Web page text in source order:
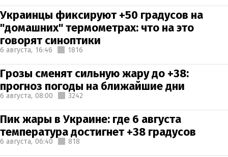
Украинцы фиксируют +50 градусов на
"домашних" термометрах: что на это
говорят синоптики
6 августа, 16:46 1816
Грозы сменят сильную жару до +38:
прогноз погоды на ближайшие дни
6 августа, 08:00 3242
Пик жары в Украине: где 6 августа
температура достигнет +38 градусов
6 августа, 06:40 818